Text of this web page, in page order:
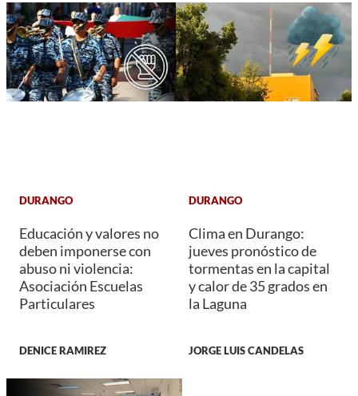
DURANGO
Educación y valores no
deben imponerse con
abuso ni violencia:
Asociación Escuelas
Particulares
DENICE RAMIREZ
DURANGO
Clima en Durango:
jueves pronóstico de
tormentas en la capital
y calor de 35 grados en
la Laguna
JORGE LUIS CANDELAS